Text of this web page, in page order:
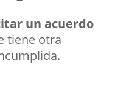
un acuerdo
tiene otra